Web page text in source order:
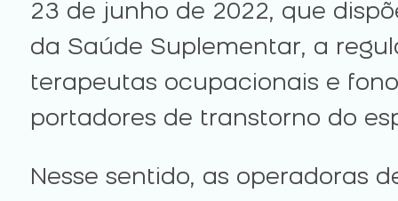
23 de junho de 2022, que
da Saúde Suplementar, a
terapeutas ocupacionais e
portadores de transtorno do
Nesse sentido, as operadoras